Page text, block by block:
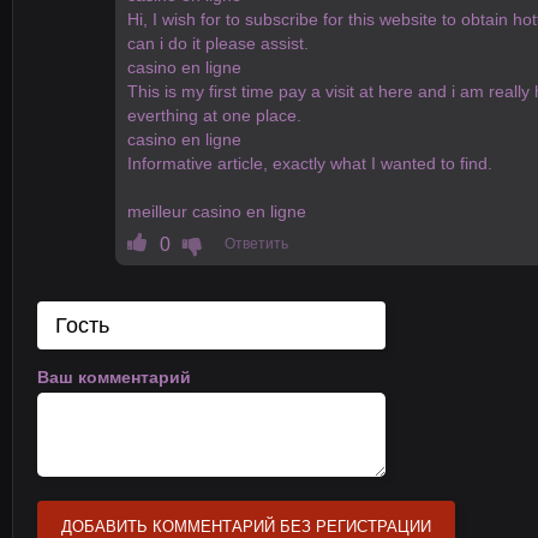
Hi, I wish for to subscribe for this website to obtain
can i do it please assist.
casino en ligne
This is my first time pay a visit at here and i am really
everthing at one place.
casino en ligne
Informative article, exactly what I wanted to find.
meilleur casino en ligne
0 Ответить
Ваш комментарий
ДОБАВИТЬ КОММЕНТАРИЙ БЕЗ РЕГИСТРАЦИИ